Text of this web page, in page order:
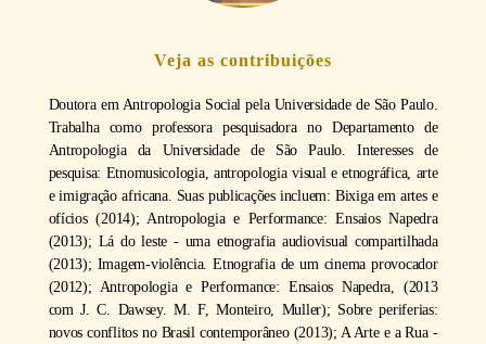
Veja as contribuições
Doutora em Antropologia Social pela Universidade de São Paulo.
Trabalha como professora pesquisadora no Departamento de
Antropologia da Universidade de São Paulo. Interesses de
pesquisa: Etnomusicologia, antropologia visual e etnográfica, arte
e imigração africana. Suas publicações incluem: Bixiga em artes e
ofícios (2014); Antropologia e Performance: Ensaios Napedra
(2013); Lá do leste - uma etnografia audiovisual compartilhada
(2013); Imagem-violência. Etnografia de um cinema provocador
(2012); Antropologia e Performance: Ensaios Napedra, (2013
com J. C. Dawsey. M. F, Monteiro, Muller); Sobre periferias:
novos conflitos no Brasil contemporâneo (2013); A Arte e a Rua -